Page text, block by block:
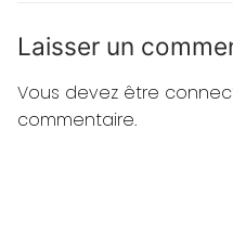
Laisser un
Vous devez être
commentaire.